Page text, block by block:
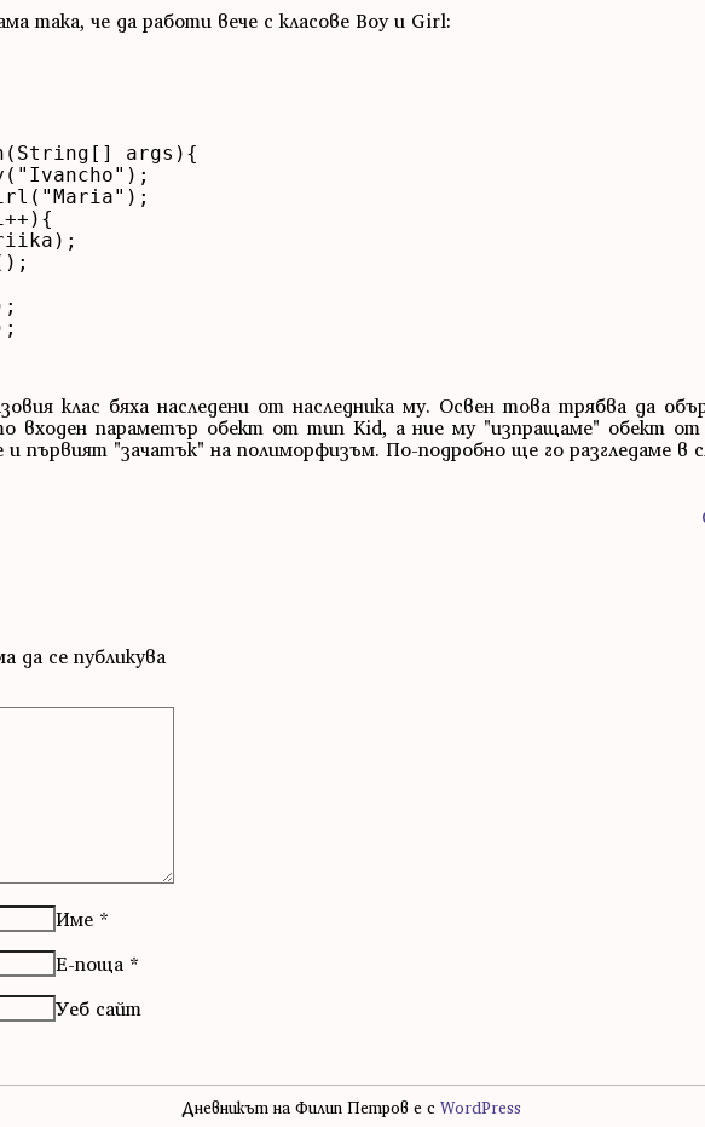
така, че да работи вече с класове Boy и Girl:
args){
клас бяха наследени от наследника му. Освен това трябва да
входен параметър обект от тип Kid, а ние му "изпращаме" обект
първият "зачатък" на полиморфизъм. По-подробно ще го разгледаме в
да се публикува
Име *
Е-поща *
Уеб сайт
Дневникът на Филип Петров е с WordPress